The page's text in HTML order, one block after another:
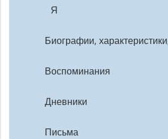
Я
Биографии,
Воспоминания
Дневники
Письма